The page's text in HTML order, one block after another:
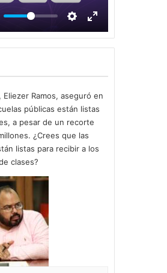
l
a
y
Ramos, aseguró en
públicas están listas
a pesar de un recorte
¿Crees que las
listas para recibir a los
clases?